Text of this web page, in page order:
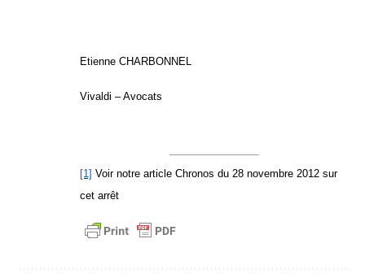
Etienne CHARBONNEL
Vivaldi – Avocats
[1] Voir notre article Chronos du 28 novembre 2012 sur
cet arrêt